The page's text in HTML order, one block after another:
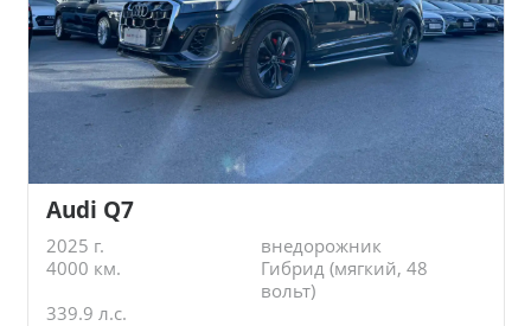
Audi Q7
2025 г.
внедорожник
4000 км.
Гибрид (мягкий, 48
вольт)
339.9 л.с.